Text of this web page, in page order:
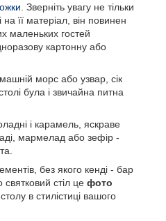
. Зверніть увагу не тільки
на її матеріал, він повинен
маленьких гостей
картонну або
морс або узвар, сік
була і звичайна питна
і карамель, яскраве
мармелад або зефір -
без якого кенді - бар
стіл це фото
в стилістиці вашого